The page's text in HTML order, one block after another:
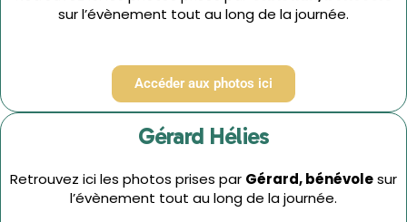
sur l’évènement tout au long de la journée.
Accéder aux photos ici
Gérard Hélies
Retrouvez ici les photos prises par Gérard,bénévolesur
l’évènement tout au long de la journée.